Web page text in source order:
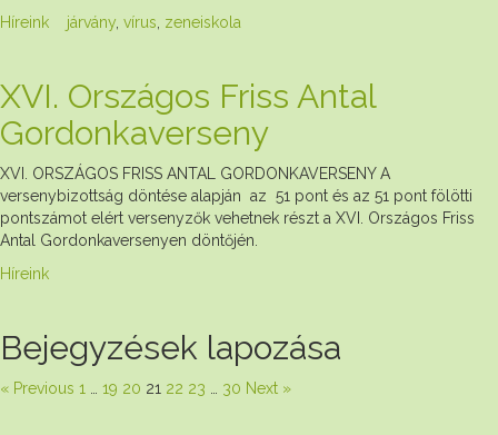
Híreink
járvány, vírus, zeneiskola
XVI. Országos Friss Antal
Gordonkaverseny
XVI. ORSZÁGOS FRISS ANTAL GORDONKAVERSENY A
versenybizottság döntése alapján az 51 pont és az 51 pont fölötti
pontszámot elért versenyzők vehetnek részt a XVI. Országos Friss
Antal Gordonkaversenyen döntőjén.
Híreink
Bejegyzések lapozása
« Previous 1 … 19 20 21 22 23 … 30 Next »